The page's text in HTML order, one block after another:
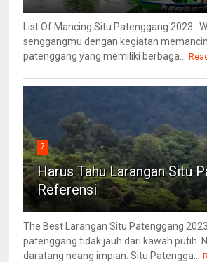
List Of Mancing Situ Patenggang 2023 .
senggangmu dengan kegiatan
patenggang yang memiliki berbaga...
7
Harus Tahu Larangan Situ
Referensi
The Best Larangan Situ Patenggang
patenggang tidak jauh dari kawah putih.
daratang neang impian. Situ Patengga...